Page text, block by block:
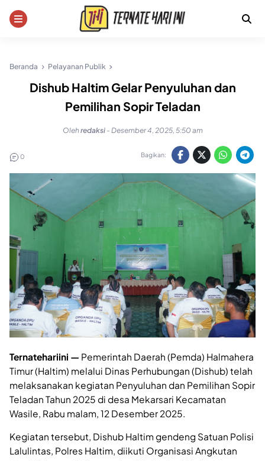
Beranda Pelayanan Publik
Dishub Haltim Gelar Penyuluhan dan
Pemilihan Sopir Teladan
Olehredaksi - Desember 4, 2025, 5:50 am
0 Bagikan:
Ternatehariini — Pemerintah Daerah (Pemda) Halmahera
Timur (Haltim) melalui Dinas Perhubungan (Dishub) telah
melaksanakan kegiatan Penyuluhan dan Pemilihan Sopir
Teladan Tahun 2025 di desa Mekarsari Kecamatan
Wasile, Rabu malam, 12 Desember 2025.
Kegiatan tersebut, Dishub Haltim gendeng Satuan Polisi
Lalulintas, Polres Haltim, diikuti Organisasi Angkutan